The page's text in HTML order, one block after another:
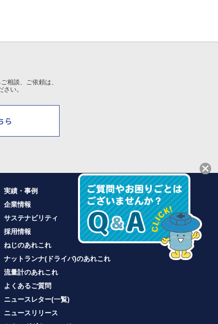
相談、ご依頼は、
い。
実績・事例
企業情報
サステナビリティ
採用情報
ねじのあれこれ
ナットランナ(ドライバ)のあれこれ
流量計のあれこれ
よくあるご質問
ニュースレター(一覧)
ニュースリリース